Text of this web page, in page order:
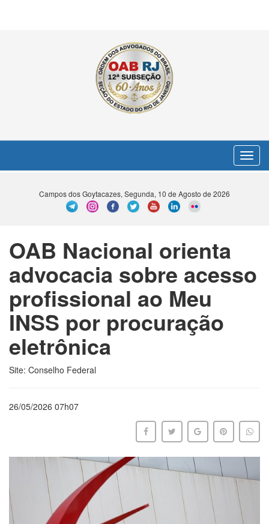
Toggle
Campos dos Goytacazes, Segunda, 10 de Agosto de 2026
OAB Nacional orienta
advocacia sobre acesso
profissional ao Meu
INSS por procuração
eletrônica
Site: Conselho Federal
26/05/2026 07h07